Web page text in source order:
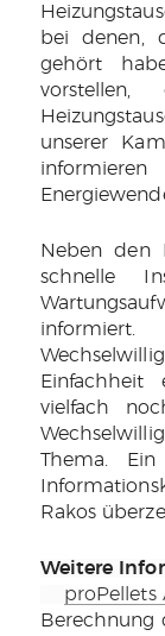
bei denen,
gehört
unserer
Neben den
schnelle
Einfachheit
vielfach
Thema.
Rakos
Weitere
proPellets
Berechnung